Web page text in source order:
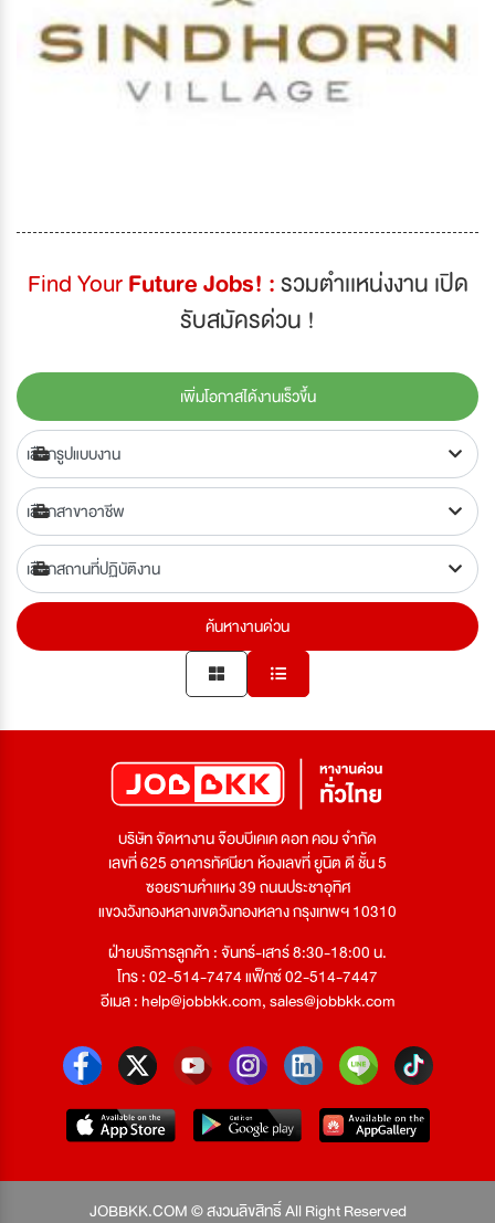
Find YourFuture Jobs! :รวมตำเเหน่งงาน เปิด
รับสมัครด่วน !
เพิ่มโอกาสได้งานเร็วขึ้น
ค้นหางานด่วน
บริษัท จัดหางาน จ๊อบบีเคเค ดอท คอม จำกัด
เลขที่ 625 อาคารทัศนียา ห้องเลขที่ ยูนิต ดี ชั้น 5
ซอยรามคำแหง 39 ถนนประชาอุทิศ
แขวงวังทองหลางเขตวังทองหลาง กรุงเทพฯ 10310
ฝ่ายบริการลูกค้า : จันทร์-เสาร์ 8:30-18:00 น.
โทร : 02-514-7474 แฟ็กซ์ 02-514-7447
อีเมล :help@jobbkk.com,sales@jobbkk.com
JOBBKK.COM © สงวนลิขสิทธิ์ All Right Reserved